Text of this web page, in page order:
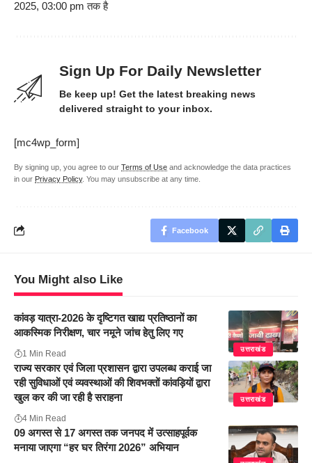
2025, 03:00 pm तक है
Sign Up For Daily Newsletter
Be keep up! Get the latest breaking news
delivered straight to your inbox.
[mc4wp_form]
By signing up, you agree to our Terms of Use and acknowledge the data practices
in our Privacy Policy. You may unsubscribe at any time.
Facebook
You Might also Like
उत्तराखंड
कांवड़ यात्रा-2026 के दृष्टिगत खाद्य प्रतिष्ठानों का
आकस्मिक निरीक्षण, चार नमूने जांच हेतु लिए गए
1 Min Read
उत्तराखंड
राज्य सरकार एवं जिला प्रशासन द्वारा उपलब्ध कराई जा
रही सुविधाओं एवं व्यवस्थाओं की शिवभक्तों कांवड़ियों द्वारा
खुल कर की जा रही है सराहना
4 Min Read
09 अगस्त से 17 अगस्त तक जनपद में उत्साहपूर्वक
मनाया जाएगा “हर घर तिरंगा 2026” अभियान